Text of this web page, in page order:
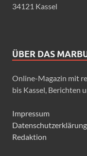
34121 Kassel
ÜBER DAS
Online-Magazin mit
bis Kassel, Berichten
Impressum
Datenschutzerklärung
Redaktion